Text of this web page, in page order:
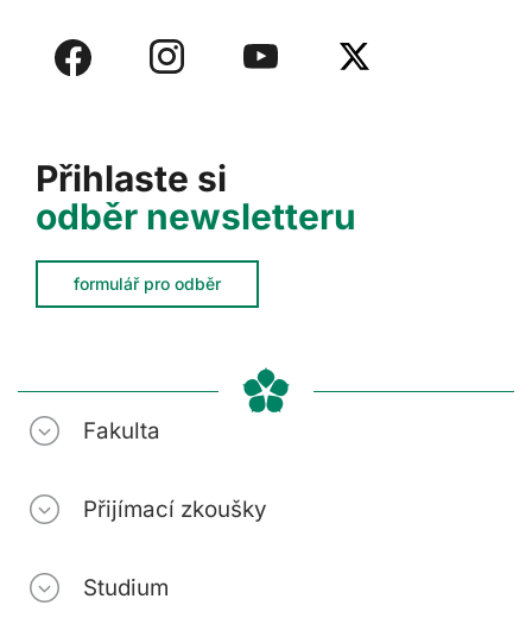
Přihlaste si
odběr newsletteru
formulář pro odběr
Fakulta
Přijímací zkoušky
Studium